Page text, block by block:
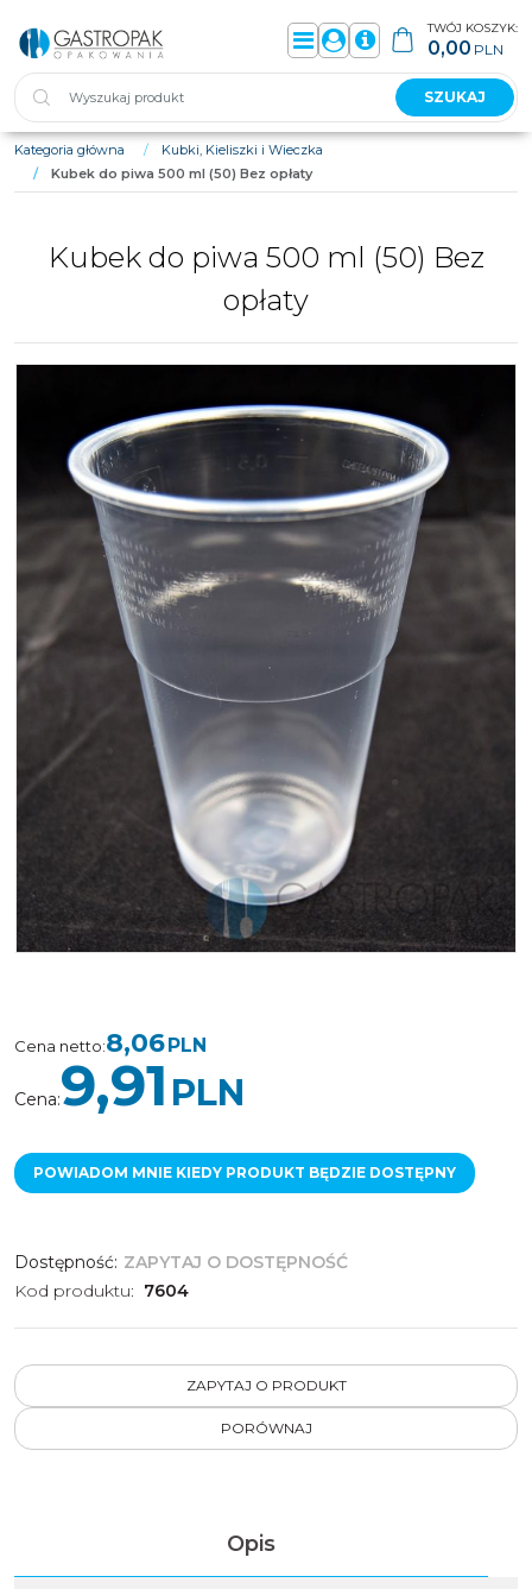
MenuPanel
Info
SZUKAJ
TWÓJ KOSZYK:
0,00 PLN
Kategoria główna /
Kubki, Kieliszki i Wieczka
/
Kubek do piwa 500 ml (50) Bez opłaty
Kubek do piwa 500 ml (50) Bez
opłaty
Cena netto:8,06PLN
Cena:9,91 PLN
POWIADOM MNIE KIEDY PRODUKT BĘDZIE DOSTĘPNY
Dostępność: ZAPYTAJ O DOSTĘPNOŚĆ
Kod produktu: 7604
ZAPYTAJ O PRODUKT
PORÓWNAJ
Opis